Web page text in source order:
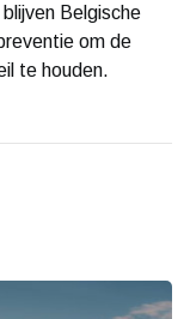
Belgische
om de
te houden.